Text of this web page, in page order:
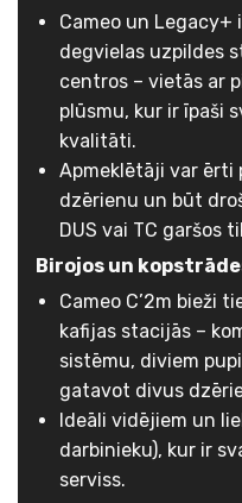
Cameo un Legacy+
degvielas uzpildes
centros – vietās ar
plūsmu, kur ir īpaši
kvalitāti.
Apmeklētāji var ērti
dzērienu un būt
DUS vai TC garšos
Birojos un
Cameo C’2m bieži
kafijas stacijās –
sistēmu, diviem
gatavot divus
Ideāli vidējiem un
darbinieku), kur ir
serviss.